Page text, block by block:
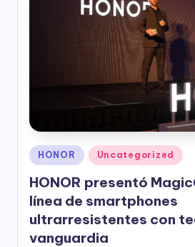
Publicado
en
HONOR Uncategorized
HONOR presentó
línea de smartphones
ultrarresistentes con
vanguardia